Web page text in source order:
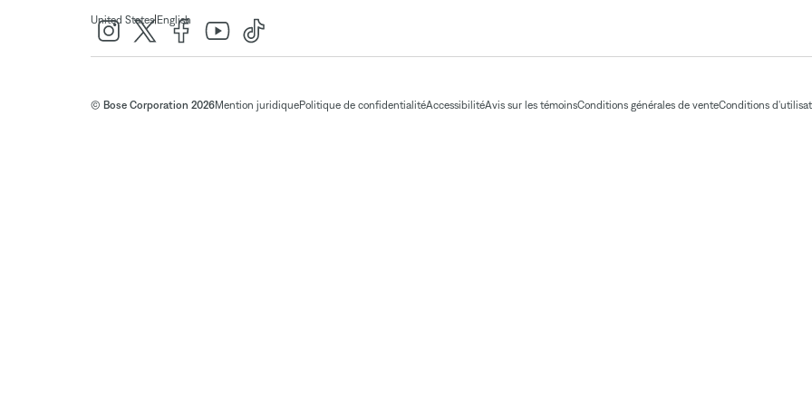
United States| English
© Bose Corporation 2026Mention juridiquePolitique de confidentialitéAccessibilitéAvis sur les témoinsConditions générales de venteConditions